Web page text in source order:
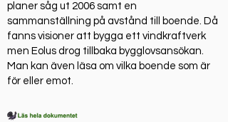
planer såg ut 2006 samt en
sammanställning på avstånd till boende. Då
fanns visioner att bygga ett vindkraftverk
men Eolus drog tillbaka bygglovsansökan.
Man kan även läsa om vilka boende som är
för eller emot.